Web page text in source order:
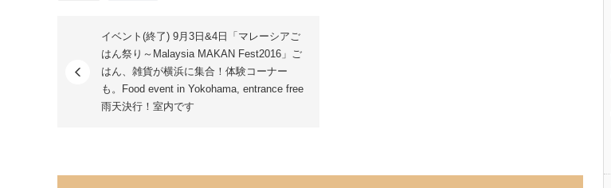
イベント(終了) 9月3日&4日「マレーシアご
はん祭り～Malaysia MAKAN Fest2016」ご
はん、雑貨が横浜に集合！体験コーナー
も。Food event in Yokohama, entrance free
雨天決行！室内です